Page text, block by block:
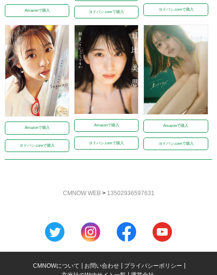
Amazonで購入 ヨドバシ.comで購入
ヨドバシ.comで購入
Amazonで購入
ヨドバシ.comで購入
Amazonで購入
ヨドバシ.comで購入
Amazonで購入
ヨドバシ.comで購入
CMNOW WEB> 13502936597631
CMNOWについて お問い合わせ
プライバシーポリシー